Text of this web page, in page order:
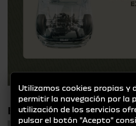
ELIGE MY PAY AL
Utilizamos cookies propias y
permitir la navegación por la
utilización de los servicios
pulsar el botón "Acepto"